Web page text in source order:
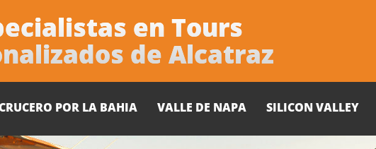
en Tours
de Alcatraz
POR LA BAHIA VALLE DE NAPA SILICON VALLEY